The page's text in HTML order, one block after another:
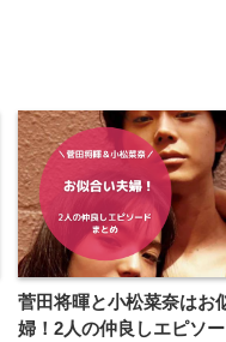
菅田将暉と小松菜奈はお
婦！2人の仲良しエピソ